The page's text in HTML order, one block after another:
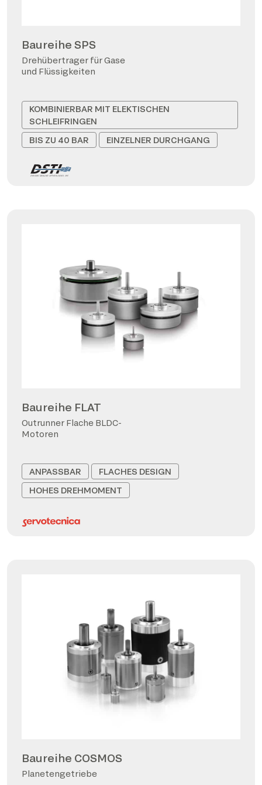
Baureihe SPS
Drehübertrager für Gase
und Flüssigkeiten
KOMBINIERBAR MIT ELEKTISCHEN
SCHLEIFRINGEN
BIS ZU 40 BAR
EINZELNER DURCHGANG
Baureihe FLAT
Outrunner Flache BLDC-
Motoren
ANPASSBAR
FLACHES DESIGN
HOHES DREHMOMENT
Baureihe COSMOS
Planetengetriebe